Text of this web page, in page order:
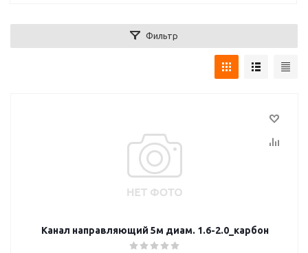
Фильтр
Канал направляющий 5м диам. 1.6-2.0_карбон